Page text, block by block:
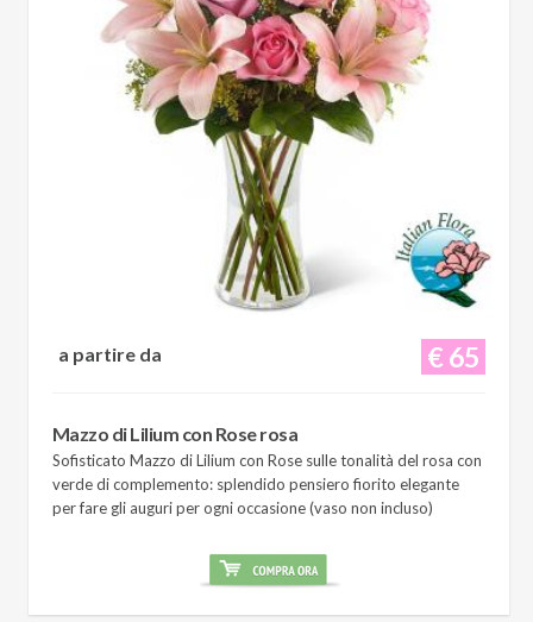
€ 65
a partire da
Mazzo di Lilium con Rose rosa
Sofisticato Mazzo di Lilium con Rose sulle tonalità del rosa con
verde di complemento: splendido pensiero fiorito elegante
per fare gli auguri per ogni occasione (vaso non incluso)